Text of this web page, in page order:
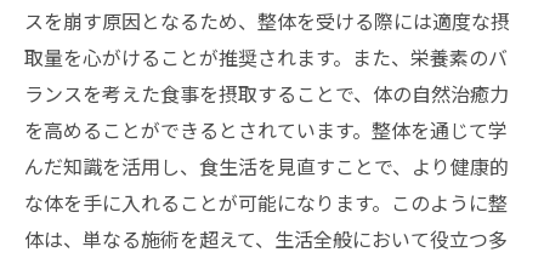
スを崩す原因となるため、整体を受ける際には適度な摂
取量を心がけることが推奨されます。また、栄養素のバ
ランスを考えた食事を摂取することで、体の自然治癒力
を高めることができるとされています。整体を通じて学
んだ知識を活用し、食生活を見直すことで、より健康的
な体を手に入れることが可能になります。このように整
体は、単なる施術を超えて、生活全般において役立つ多